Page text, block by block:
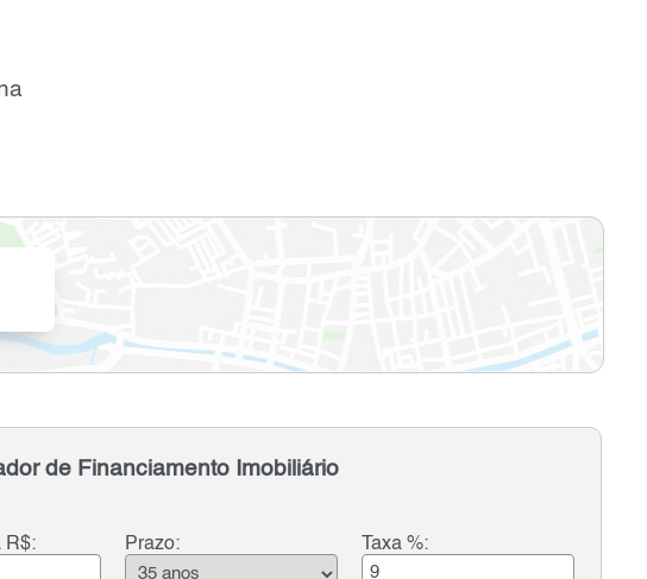
de Financiamento Imobiliário
R$: Prazo: Taxa %: